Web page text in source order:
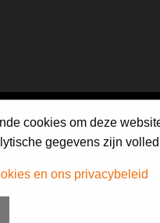
cookies om deze
gegevens zijn
en ons privacybeleid